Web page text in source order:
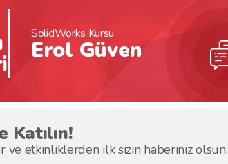
SolidWorks Kursu
Erol Güven
Katılın!
ve etkinliklerden ilk sizin haberiniz olsun.